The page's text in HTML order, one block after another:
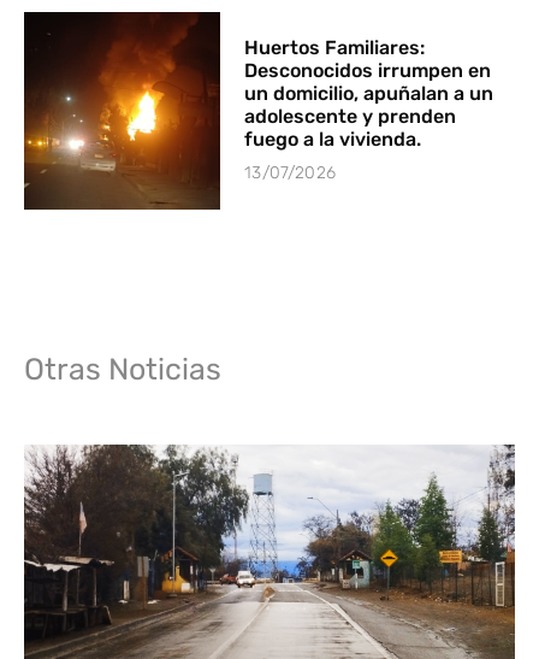
Huertos Familiares:
Desconocidos irrumpen en
un domicilio, apuñalan a un
adolescente y prenden
fuego a la vivienda.
13/07/2026
Otras Noticias